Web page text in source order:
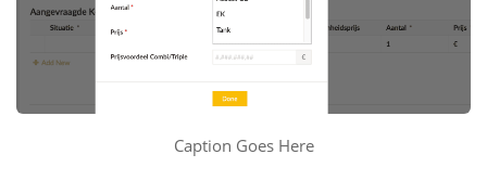
Caption Goes Here